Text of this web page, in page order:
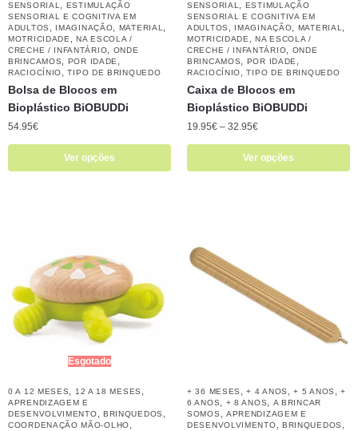
SENSORIAL
ESTIMULAÇÃO
SENSORIAL E COGNITIVA EM
ADULTOS
IMAGINAÇÃO MATERIAL
MOTRICIDADE ,NA ESCOLA /
CRECHE / INFANTÁRIO
ONDE
BRINCAMOS
POR IDADE
RACIOCÍNIO ,TIPO DE BRINQUEDO
Bolsa de Blocos em
Bioplástico BiOBUDDi
54.95€
Ver opções
SENSORIAL
ESTIMULAÇÃO
SENSORIAL E COGNITIVA EM
ADULTOS
IMAGINAÇÃO MATERIAL
MOTRICIDADE ,NA ESCOLA /
CRECHE / INFANTÁRIO
ONDE
BRINCAMOS
POR IDADE
RACIOCÍNIO ,TIPO DE BRINQUEDO
Caixa de Blocos em
Bioplástico BiOBUDDi
19.95€ – 32.95€
Ver opções
Esgotado
0 A 12 MESES 12 A 18 MESES
APRENDIZAGEM E
DESENVOLVIMENTO
BRINQUEDOS
COORDENAÇÃO MÃO-OLHO
+ 36 MESES ,+ 4 ANOS ,+ 5 ANOS ,+
6 ANOS
+ 8 ANOS
A BRINCAR
SOMOS
APRENDIZAGEM E
DESENVOLVIMENTO
BRINQUEDOS